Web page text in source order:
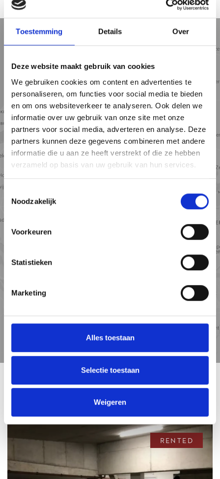
Toestemming Details Over
Deze website maakt gebruik van cookies
We gebruiken cookies om content en advertenties te
personaliseren, om functies voor social media te bieden
en om ons websiteverkeer te analyseren. Ook delen we
informatie over uw gebruik van onze site met onze
partners voor social media, adverteren en analyse. Deze
partners kunnen deze gegevens combineren met andere
informatie die u aan ze heeft verstrekt of die ze hebben
verzameld op basis van uw gebruik van hun services.
Noodzakelijk
Voorkeuren
Statistieken
Marketing
Alles toestaan
Selectie toestaan
Weigeren
LOCATION
Street view Satellite view Map view
10 min
Travel
Points of
RELATED HOUSES
RENTED